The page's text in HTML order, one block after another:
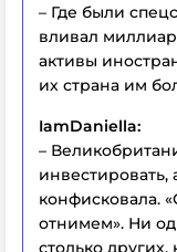
– Где были
вливал
активы
их страна им
IamDaniella:
–
инвестировать,
конфисковала.
отнимем». Ни
столько